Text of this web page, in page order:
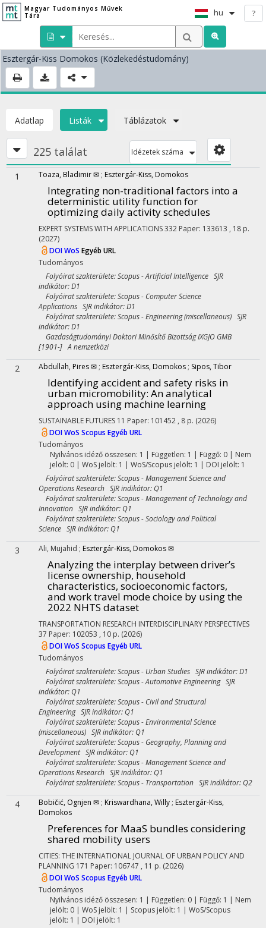
Magyar Tudományos Művek
Tára
hu ?
Esztergár-Kiss Domokos (Közlekedéstudomány)
Adatlap Listák Táblázatok
225 találat Idézetek száma
1 Toaza, Bladimir ✉ ; Esztergár-Kiss, Domokos
Integrating non-traditional factors into a
deterministic utility function for
optimizing daily activity schedules
EXPERT SYSTEMS WITH APPLICATIONS332 Paper: 133613 , 18 p.
(2027)
DOIWoS Egyéb URL
Tudományos
Folyóirat szakterülete: Scopus - Artificial Intelligence SJR
indikátor: D1
Folyóirat szakterülete: Scopus - Computer Science
Applications SJR indikátor: D1
Folyóirat szakterülete: Scopus - Engineering (miscellaneous) SJR
indikátor: D1
Gazdaságtudományi Doktori Minősítő Bizottság IXGJO GMB
[1901-] A nemzetközi
2 Abdullah, Pires ✉ ; Esztergár-Kiss, Domokos ; Sipos, Tibor
Identifying accident and safety risks in
urban micromobility: An analytical
approach using machine learning
SUSTAINABLE FUTURES 11 Paper: 101452 , 8 p. (2026)
DOIWoS Scopus Egyéb URL
Tudományos
Nyilvános idéző összesen: 1 | Független: 1 | Függő: 0 | Nem
jelölt: 0 | WoS jelölt: 1 | WoS/Scopus jelölt: 1 | DOI jelölt: 1
Folyóirat szakterülete: Scopus - Management Science and
Operations Research SJR indikátor: Q1
Folyóirat szakterülete: Scopus - Management of Technology and
Innovation SJR indikátor: Q1
Folyóirat szakterülete: Scopus - Sociology and Political
Science SJR indikátor: Q1
3 Ali, Mujahid ; Esztergár-Kiss, Domokos ✉
Analyzing the interplay between driver’s
license ownership, household
characteristics, socioeconomic factors,
and work travel mode choice by using the
2022 NHTS dataset
TRANSPORTATION RESEARCH INTERDISCIPLINARY PERSPECTIVES
37 Paper: 102053 , 10 p. (2026)
DOIWoS Scopus Egyéb URL
Tudományos
Folyóirat szakterülete: Scopus - Urban Studies SJR indikátor: D1
Folyóirat szakterülete: Scopus - Automotive Engineering SJR
indikátor: Q1
Folyóirat szakterülete: Scopus - Civil and Structural
Engineering SJR indikátor: Q1
Folyóirat szakterülete: Scopus - Environmental Science
(miscellaneous) SJR indikátor: Q1
Folyóirat szakterülete: Scopus - Geography, Planning and
Development SJR indikátor: Q1
Folyóirat szakterülete: Scopus - Management Science and
Operations Research SJR indikátor: Q1
Folyóirat szakterülete: Scopus - Transportation SJR indikátor: Q2
4 Bobičić, Ognjen ✉ ; Kriswardhana, Willy ; Esztergár-Kiss,
Domokos
Preferences for MaaS bundles considering
shared mobility users
CITIES: THE INTERNATIONAL JOURNAL OF URBAN POLICY AND
PLANNING 171 Paper: 106747 , 11 p. (2026)
DOIWoS Scopus Egyéb URL
Tudományos
Nyilvános idéző összesen: 1 | Független: 0 | Függő: 1 | Nem
jelölt: 0 | WoS jelölt: 1 | Scopus jelölt: 1 | WoS/Scopus
jelölt: 1 | DOI jelölt: 1